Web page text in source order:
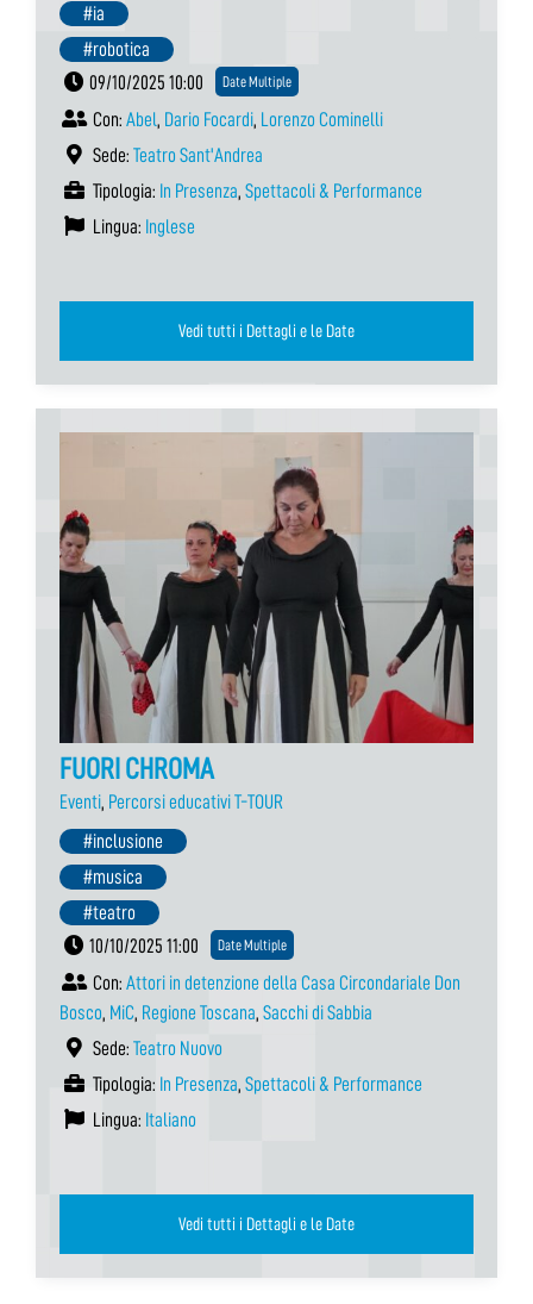
#ia
#robotica
09/10/2025 10:00
Date Multiple
Con: Abel, Dario Focardi, Lorenzo Cominelli
Sede: Teatro Sant'Andrea
Tipologia: In Presenza, Spettacoli & Performance
Lingua: Inglese
Vedi tutti i Dettagli e le Date
FUORI CHROMA
Eventi, Percorsi educativi T-TOUR
#inclusione
#musica
#teatro
10/10/2025 11:00
Date Multiple
Con: Attori in detenzione della Casa Circondariale Don
Bosco, MiC, Regione Toscana, Sacchi di Sabbia
Sede: Teatro Nuovo
Tipologia: In Presenza, Spettacoli & Performance
Lingua: Italiano
Vedi tutti i Dettagli e le Date